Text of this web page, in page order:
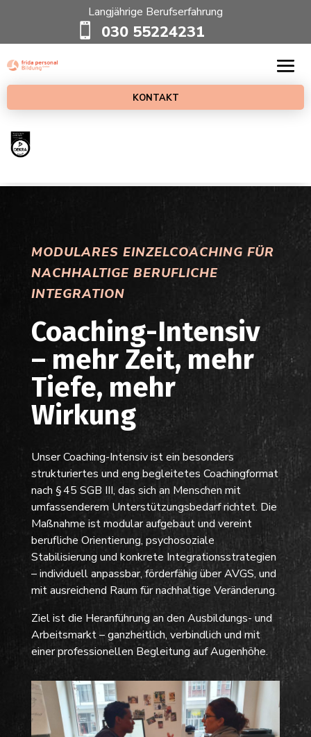
Langjährige Berufserfahrung
 030 55224231
KONTAKT
MODULARES EINZELCOACHING FÜR
NACHHALTIGE BERUFLICHE
INTEGRATION
Coaching-Intensiv
– mehr Zeit, mehr
Tiefe, mehr
Wirkung
Unser Coaching-Intensiv ist ein besonders
strukturiertes und eng begleitetes Coachingformat
nach § 45 SGB III, das sich an Menschen mit
umfassenderem Unterstützungsbedarf richtet. Die
Maßnahme ist modular aufgebaut und vereint
berufliche Orientierung, psychosoziale
Stabilisierung und konkrete Integrationsstrategien
– individuell anpassbar, förderfähig über AVGS, und
mit ausreichend Raum für nachhaltige Veränderung.
Ziel ist die Heranführung an den Ausbildungs- und
Arbeitsmarkt – ganzheitlich, verbindlich und mit
einer professionellen Begleitung auf Augenhöhe.